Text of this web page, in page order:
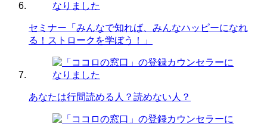
セミナー「みんなで知れば、みんなハッピーになれ
る！ストロークを学ぼう！」
あなたは行間読める人？読めない人？